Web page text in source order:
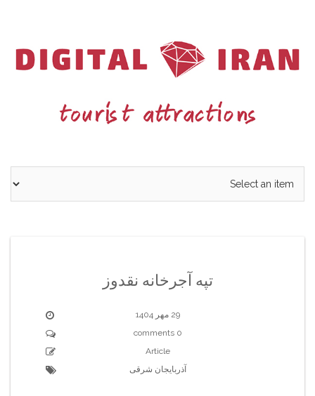
تپه آجرخانه نقدوز
29 مهر 1404
0 comments
Article
آذربایجان شرقی